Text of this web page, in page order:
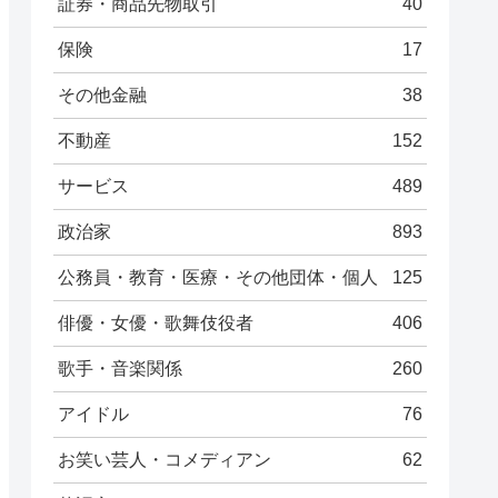
保険 17
その他金融 38
不動産 152
サービス 489
政治家 893
公務員・教育・医療・その他団体・個人 125
俳優・女優・歌舞伎役者 406
歌手・音楽関係 260
アイドル 76
お笑い芸人・コメディアン 62